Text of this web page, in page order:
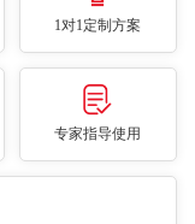
1对1定制方案
专家指导使用